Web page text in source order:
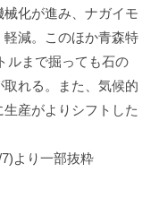
化が進み、ナガイモ
減。このほか青森特
ルまで掘っても石の
れる。また、気候的
産がよりシフトした
より一部抜粋